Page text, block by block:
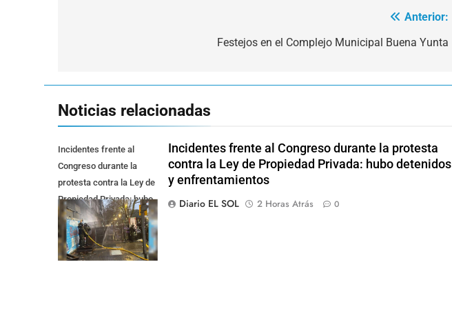
Anterior:
Festejos en el Complejo Municipal Buena Yunta
Noticias relacionadas
Incidentes frente al
Congreso durante la
protesta contra la Ley de
Propiedad Privada: hubo
detenidos y
enfrentamientos
Incidentes frente al Congreso durante la protesta
contra la Ley de Propiedad Privada: hubo detenidos
y enfrentamientos
Diario EL SOL
2 Horas Atrás 0